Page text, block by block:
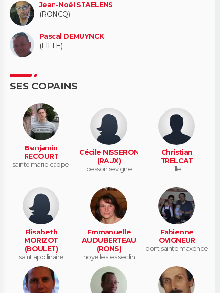
Jean-Noël STAELENS
(RONCQ)
Pascal DEMUYNCK
(LILLE)
SES COPAINS
Benjamin
RECOURT
sainte marie cappel
Cécile NISSERON
(RAUX)
cesson sevigne
Christian
TRELCAT
lille
Elisabeth
MORIZOT
(BOULET)
saint apollinaire
Emmanuelle
AUDUBERTEAU
(RONS)
noyelles les seclin
Fabienne
OVIGNEUR
pont sainte maxence